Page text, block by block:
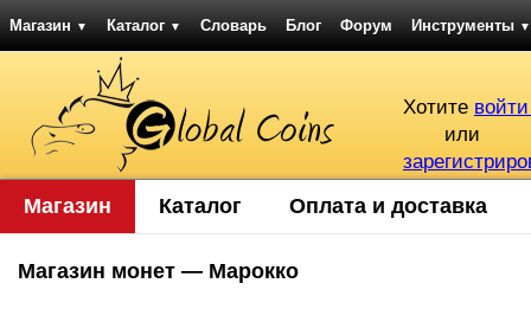
Магазин ▼ Каталог ▼ Словарь Блог Форум Инструменты ▼
Хотите
или
Магазин Каталог Оплата и доставка
Магазин монет — Марокко